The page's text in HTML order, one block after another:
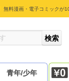
無料漫画・電子コミックが
青年/少年